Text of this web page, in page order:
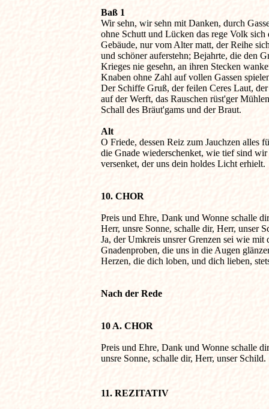
Baß 1
Wir sehn, wir sehn mit Danken, durch
ohne Schutt und Lücken das rege Volk
Gebäude, nur vom Alter matt, der Reihe
und schöner auferstehn; Bejahrte, die den
Krieges nie gesehn, an ihren Stecken
Knaben ohne Zahl auf vollen Gassen
Der Schiffe Gruß, der feilen Ceres Laut,
auf der Werft, das Rauschen rüst'ger
Schall des Bräut'gams und der Braut.
Alt
O Friede, dessen Reiz zum Jauchzen alles
die Gnade wiederschenket, wie tief sind
versenket, der uns dein holdes Licht erhielt.
10. CHOR
Preis und Ehre, Dank und Wonne schalle
Herr, unsre Sonne, schalle dir, Herr, unser
Ja, der Umkreis unsrer Grenzen sei wie mit
Gnadenproben, die uns in die Augen
Herzen, die dich loben, und dich lieben,
Nach der Rede
10 A. CHOR
Preis und Ehre, Dank und Wonne schalle
unsre Sonne, schalle dir, Herr, unser Schild.
11. REZITATIV